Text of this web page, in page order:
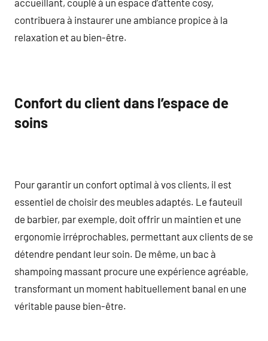
contribuera à instaurer une ambiance propice à la
relaxation et au bien-être.
Confort du client dans l’espace de
soins
Pour garantir un confort optimal à vos clients, il est
essentiel de choisir des meubles adaptés. Le fauteuil
de barbier, par exemple, doit offrir un maintien et une
ergonomie irréprochables, permettant aux clients de se
détendre pendant leur soin. De même, un bac à
shampoing massant procure une expérience agréable,
transformant un moment habituellement banal en une
véritable pause bien-être.